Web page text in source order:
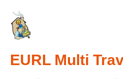
EURL Multi